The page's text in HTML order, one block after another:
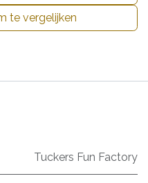
te vergelijken
Tuckers Fun Factory